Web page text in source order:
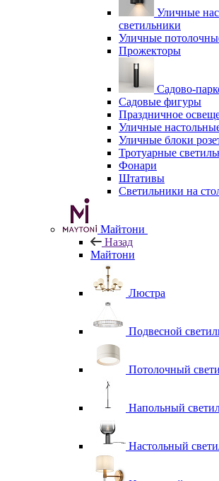
Уличные
светильники
Уличные
Прожекторы
Садово-
Садовые фигуры
Праздничное
Уличные
Уличные блоки
Тротуарные
Фонари
Штативы
Светильники на
Майтони
Назад
Майтони
Люстра
Подвесной
Потолочный
Напольный
Настольный